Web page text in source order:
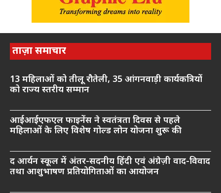
ताज़ा समाचार
13 महिलाओं को तीलू रौतेली, 35 आंगनवाड़ी कार्यकत्रियों
को राज्य स्तरीय सम्मान
आईआईएफएल फाइनेंस ने स्वतंत्रता दिवस से पहले
महिलाओं के लिए विशेष गोल्ड लोन योजना शुरू की
द आर्यन स्कूल में अंतर-सदनीय हिंदी एवं अंग्रेज़ी वाद-विवाद
तथा आशुभाषण प्रतियोगिताओं का आयोजन